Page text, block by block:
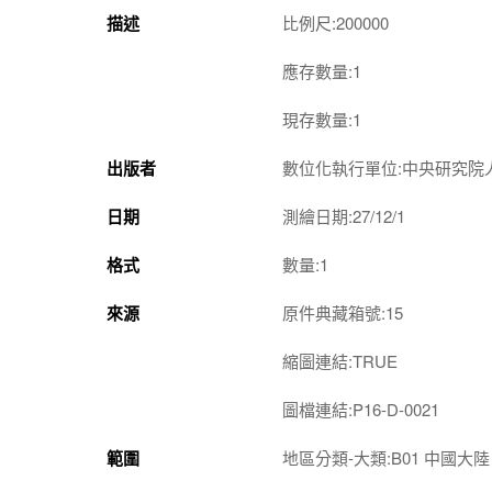
描述 比例尺:200000
應存數量:1
現存數量:1
出版者 數位化執行單位:中央研究
日期 測繪日期:27/12/1
格式 數量:1
來源 原件典藏箱號:15
縮圖連結:TRUE
圖檔連結:P16-D-0021
範圍 地區分類-大類:B01 中國大陸